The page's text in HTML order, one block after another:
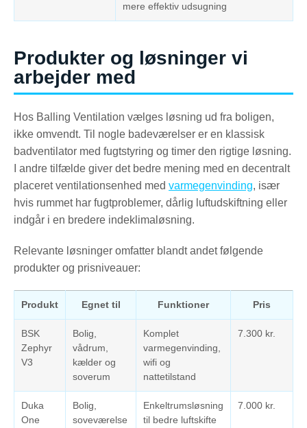
mere effektiv udsugning
Produkter og løsninger vi
arbejder med
Hos Balling Ventilation vælges løsning ud fra boligen,
ikke omvendt. Til nogle badeværelser er en klassisk
badventilator med fugtstyring og timer den rigtige løsning.
I andre tilfælde giver det bedre mening med en decentralt
placeret ventilationsenhed med varmegenvinding, især
hvis rummet har fugtproblemer, dårlig luftudskiftning eller
indgår i en bredere indeklimaløsning.
Relevante løsninger omfatter blandt andet følgende
produkter og prisniveauer:
Produkt Egnet til Funktioner Pris
BSK
Zephyr
V3
Bolig,
vådrum,
kælder og
soverum
Komplet
varmegenvinding,
wifi og
nattetilstand
7.300 kr.
Duka
One
Bolig,
soveværelse
Enkeltrumsløsning
til bedre luftskifte
7.000 kr.